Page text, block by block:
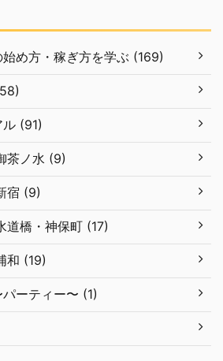
め方・稼ぎ方を学ぶ (169)
(91)
茶ノ水 (9)
宿 (9)
道橋・神保町 (17)
和 (19)
ーティー〜 (1)